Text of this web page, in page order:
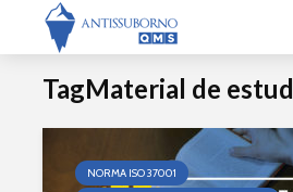
TagMaterial de
NORMA ISO 37001